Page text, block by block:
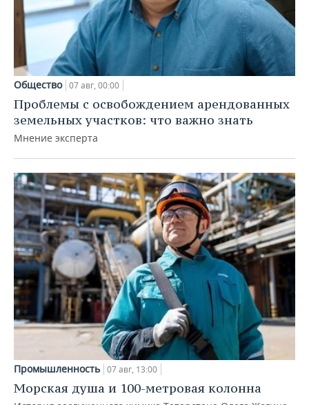
Общество 07 авг, 00:00
Проблемы с освобождением арендованных
земельных участков: что важно знать
Мнение эксперта
Промышленность 07 авг, 13:00
Морская душа и 100-метровая колонна